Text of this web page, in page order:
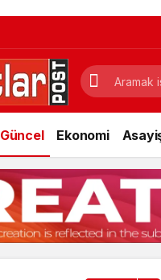
Güncel Ekonomi